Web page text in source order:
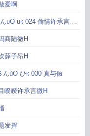
爱啊
υΘ uк 024 偷情许承言微
商陆微H
薛子昂H
んùΘ ひк 030 真与假
睽睽许承言微H
发挥